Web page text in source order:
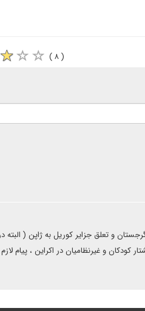
( ۸ )
و تعلق جزایر کوریل به ژاپن ( البته
و غیرنظامیان در اکراین ، پیام لازم